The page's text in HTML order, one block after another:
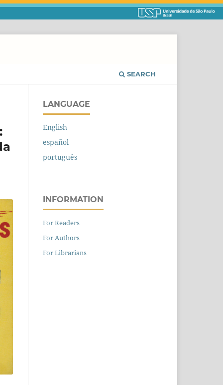
SEARCH
LANGUAGE
English
español
português
INFORMATION
For Readers
For Authors
For Librarians